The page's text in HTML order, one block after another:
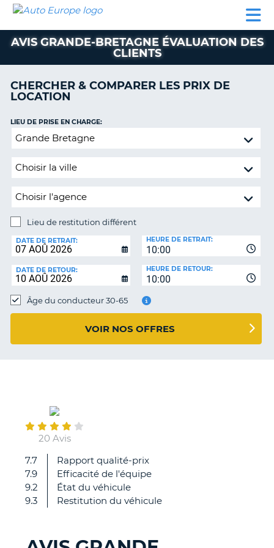
LOCATION
VOITURE
CAMPING-
CAR
CLIENT
AUTO
EUROPE
LOCATION
VOITURE
PARTENAIRES
CLIENT
MON
RÉSERVATION
FRANCE
AVIS GRANDE-BRETAGNE ÉVALUATION DES
CLIENTS
CHERCHER & COMPARER LES PRIX DE
LOCATION
Lieu
restitution
LIEU DE PRISE EN CHARGE:
Lieu de restitution différent
DE
RESTITUTION:
DATE DE RETRAIT:
10:00
HEURE DE RETRAIT:
DATE DE RETOUR:
10:00
HEURE DE RETOUR:
Âge du conducteur 30-65
VOIR NOS OFFRES
20 Avis
7.7
7.9
9.2
9.3
Rapport qualité-prix
Efficacité de l'équipe
État du véhicule
Restitution du véhicule
ras